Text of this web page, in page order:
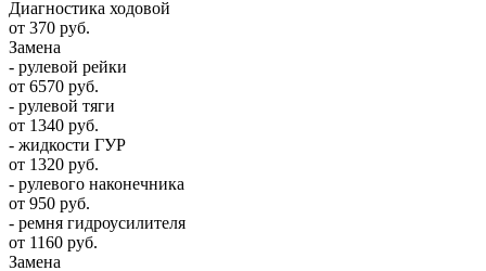
Диагностика ходовой
от 370 руб.
Замена
- рулевой рейки
от 6570 руб.
- рулевой тяги
от 1340 руб.
- жидкости ГУР
от 1320 руб.
- рулевого наконечника
от 950 руб.
- ремня гидроусилителя
от 1160 руб.
Замена